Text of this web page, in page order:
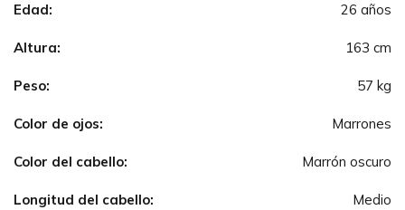
Edad: 26 años
Altura: 163 cm
Peso: 57 kg
Color de ojos: Marrones
Color del cabello: Marrón oscuro
Longitud del cabello: Medio